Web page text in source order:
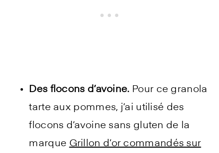
Des flocons d’avoine. Pour ce granola
tarte aux pommes, j’ai utilisé des
flocons d’avoine sans gluten de la
marque Grillon d’or commandés sur